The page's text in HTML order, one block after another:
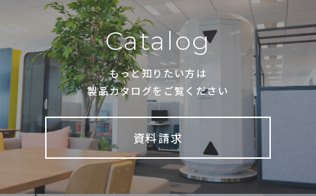
Catalog
もっと知りたい方は
製品カタログをご覧ください
資料請求